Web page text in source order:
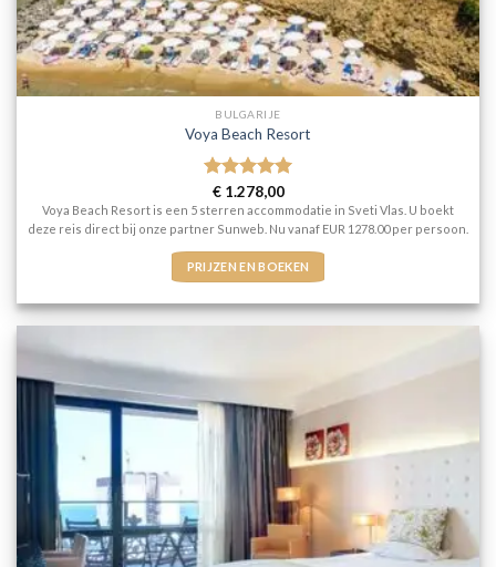
BULGARIJE
Voya Beach Resort
Gewaardeerd
5uit 5
€1.278,00
Voya Beach Resort is een 5 sterren accommodatie in Sveti Vlas. U boekt
deze reis direct bij onze partner Sunweb. Nu vanaf EUR 1278.00 per persoon.
PRIJZEN EN BOEKEN